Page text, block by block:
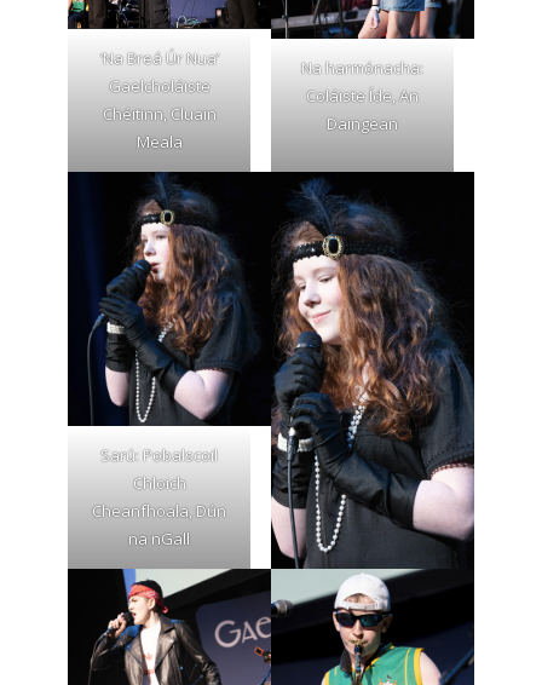
‘Na Breá Úr Nua’
Gaelcholáiste
Chéitinn, Cluain
Meala
Na harmónacha:
Coláiste Íde, An
Daingean
Sarú: Pobalscoil
Chloich
Cheanfhoala, Dún
na nGall